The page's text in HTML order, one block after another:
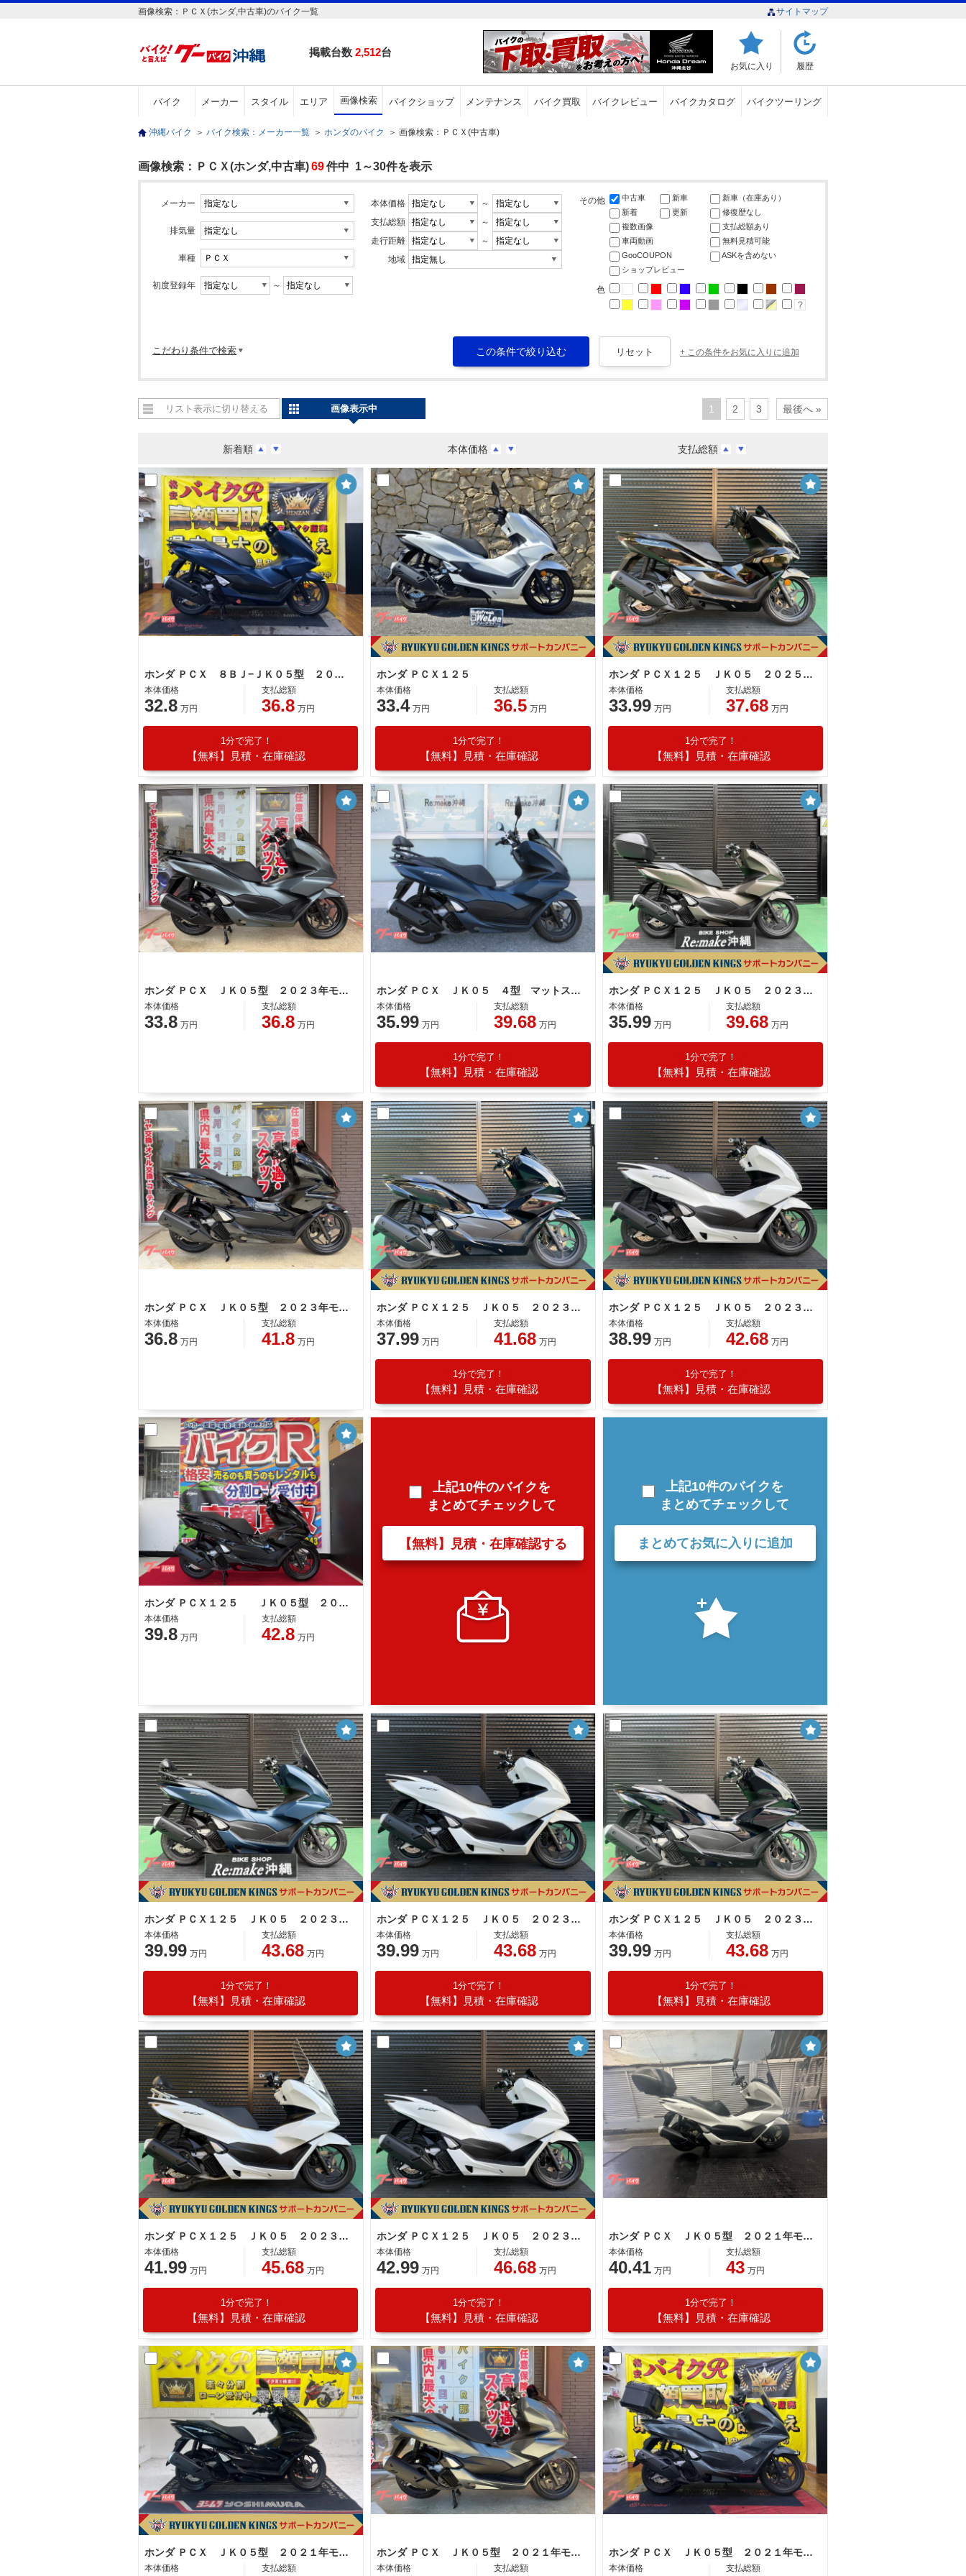
画像検索：ＰＣＸ(ホンダ,中古車)のバイク一覧 サイトマップ
掲載台数 2,512台
お気に入り 履歴
バイク メーカー スタイル エリア 画像検索 バイクショップ メンテナンス バイク買取 バイクレビュー バイクカタログ バイクツーリング
沖縄バイク ＞ バイク検索：メーカー一覧 ＞ ホンダのバイク ＞ 画像検索：ＰＣＸ(中古車)
画像検索：ＰＣＸ(ホンダ,中古車)69件中 1～30件を表示
メーカー
排気量
車種
初度登録年 ～
本体価格
～
支払総額
～
走行距離
～
地域
その他 中古車 新車
新車（在庫あり）
新着
更新
修復歴なし
複数画像
支払総額あり
車両動画
無料見積可能
GooCOUPON
ASKを含めない
ショップレビュー
色
こだわり条件で検索 + この条件をお気に入りに追加
1 2 3 最後へ »
新着順 本体価格 支払総額
リスト表示に切り替える 画像表示中
ホンダ ＰＣＸ ８ＢＪ−ＪＫ０５型 ２０２５年モデル
本体価格
32.8 万円
支払総額
36.8 万円
1分で完了！
【無料】見積・在庫確認
ホンダ ＰＣＸ１２５
本体価格
33.4 万円
支払総額
36.5 万円
1分で完了！
【無料】見積・在庫確認
ホンダ ＰＣＸ１２５ ＪＫ０５ ２０２５年モデル レバー パールマゼラニックブラック
本体価格
33.99 万円
支払総額
37.68 万円
1分で完了！
【無料】見積・在庫確認
ホンダ ＰＣＸ ＪＫ０５型 ２０２３年モデル ＡＢＳ 社外リアキャリア キーレス ＬＥＤヘッドライト タイプＣソケット
本体価格
33.8 万円
支払総額
36.8 万円
ホンダ ＰＣＸ ＪＫ０５ ４型 マットスーツブルーメタリック バックレスト ワンオーナー
本体価格
35.99 万円
支払総額
39.68 万円
1分で完了！
【無料】見積・在庫確認
ホンダ ＰＣＸ１２５ ＪＫ０５ ２０２３年モデル 純正リアＢＯＸ マットマインブラウンメタリック
本体価格
35.99 万円
支払総額
39.68 万円
1分で完了！
【無料】見積・在庫確認
ホンダ ＰＣＸ ＪＫ０５型 ２０２３年モデル ＡＢＳ ＬＥＤヘッドライト ＬＥＤテールランプ スペアキー グリップヒーター スマホホルダー
本体価格
36.8 万円
支払総額
41.8 万円
ホンダ ＰＣＸ１２５ ＪＫ０５ ２０２３年モデル ポセイドンブラックメタリック
本体価格
37.99 万円
支払総額
41.68 万円
1分で完了！
【無料】見積・在庫確認
ホンダ ＰＣＸ１２５ ＪＫ０５ ２０２３年モデル パールジャスミンホワイト
本体価格
38.99 万円
支払総額
42.68 万円
1分で完了！
【無料】見積・在庫確認
ホンダ ＰＣＸ１２５ ＪＫ０５型 ２０２３年モデル フェンダーレス仕様 社外グリップヒーター ＬＥＤヘッドライト センタースタンド
本体価格
39.8 万円
支払総額
42.8 万円
上記10件のバイクを
まとめてチェックして
【無料】見積・在庫確認する
上記10件のバイクを
まとめてチェックして
まとめてお気に入りに追加
ホンダ ＰＣＸ１２５ ＪＫ０５ ２０２３年モデル 純正スクリーン バックレスト マットスーツブルーメタリック
本体価格
39.99 万円
支払総額
43.68 万円
1分で完了！
【無料】見積・在庫確認
ホンダ ＰＣＸ１２５ ＪＫ０５ ２０２３年モデル グリップヒーター パールジャスミンホワイト
本体価格
39.99 万円
支払総額
43.68 万円
1分で完了！
【無料】見積・在庫確認
ホンダ ＰＣＸ１２５ ＪＫ０５ ２０２３年モデル ポセイドンブラックメタリック
本体価格
39.99 万円
支払総額
43.68 万円
1分で完了！
【無料】見積・在庫確認
ホンダ ＰＣＸ１２５ ＪＫ０５ ２０２３年モデル 社外スクリーン バックレスト パールジャスミンホワイト
本体価格
41.99 万円
支払総額
45.68 万円
1分で完了！
【無料】見積・在庫確認
ホンダ ＰＣＸ１２５ ＪＫ０５ ２０２３年モデル パールジャスミンホワイト
本体価格
42.99 万円
支払総額
46.68 万円
1分で完了！
【無料】見積・在庫確認
ホンダ ＰＣＸ ＪＫ０５型 ２０２１年モデル ボディーマウントシールド キーレスＴｙｐｅリアボックス 純正スペアキー付 ＵＳＢ ＴｙｐｅＣ
本体価格
40.41 万円
支払総額
43 万円
1分で完了！
【無料】見積・在庫確認
ホンダ ＰＣＸ ＪＫ０５型 ２０２１年モデル ＡＢＳ スマホホルダー キーレス
本体価格 支払総額
ホンダ ＰＣＸ ＪＫ０５型 ２０２１年モデル スマートキー ＡＢＳ ＬＥＤヘッドライト ＬＥＤテールランプ
本体価格 支払総額
ホンダ ＰＣＸ ＪＫ０５型 ２０２１年モデル リアボックス ナックルガード
本体価格 支払総額